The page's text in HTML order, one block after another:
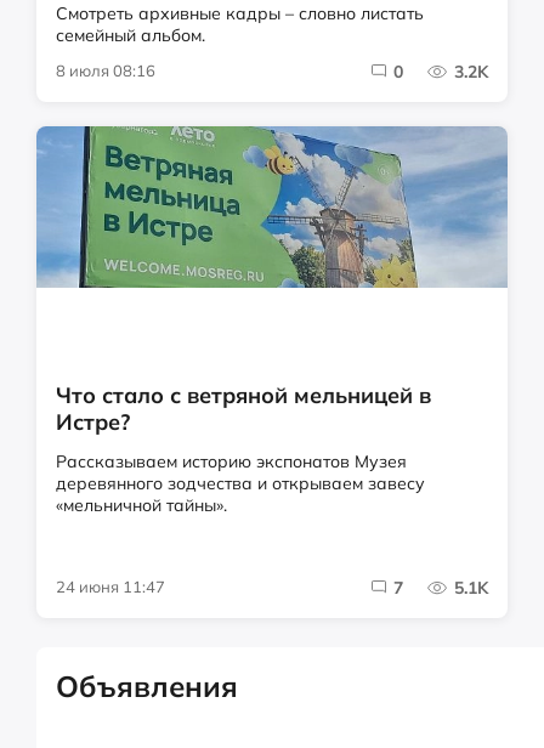
Смотреть архивные кадры – словно листать
семейный альбом.
8 июля 08:16 0 3.2K
Что стало с ветряной мельницей в
Истре?
Рассказываем историю экспонатов Музея
деревянного зодчества и открываем завесу
«мельничной тайны».
24 июня 11:47 7 5.1K
Объявления